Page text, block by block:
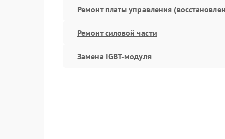
Ремонт платы управления
Ремонт силовой части
Замена IGBT-модуля